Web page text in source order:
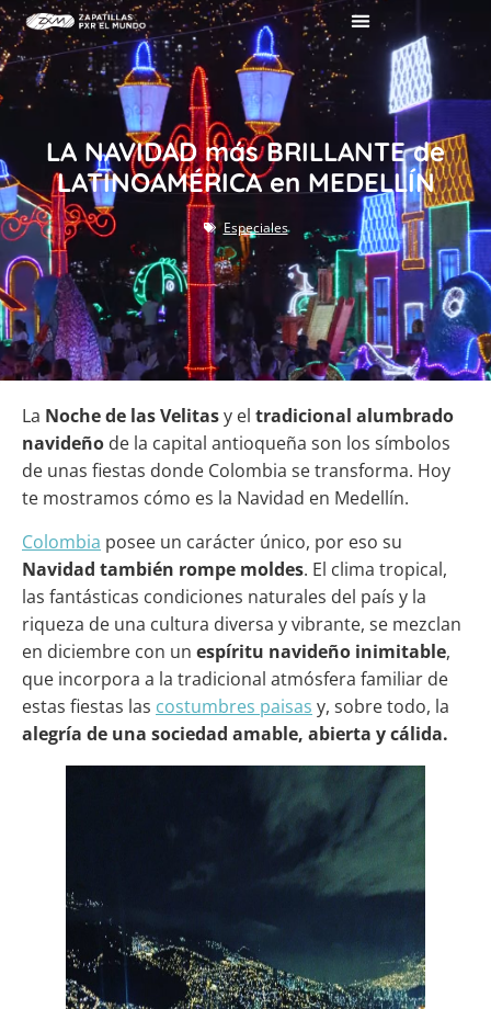
LA NAVIDAD más BRILLANTE de
LATINOAMÉRICA en MEDELLÍN
Especiales
La Noche de las Velitasy el tradicional alumbrado
navideño de la capital antioqueña son los símbolos
de unas fiestas donde Colombia se transforma. Hoy
te mostramos cómo es la Navidad en Medellín.
Colombia posee un carácter único, por eso su
Navidad también rompe moldes. El clima tropical,
las fantásticas condiciones naturales del país y la
riqueza de una cultura diversa y vibrante, se mezclan
en diciembre con un espíritu navideño inimitable,
que incorpora a la tradicional atmósfera familiar de
estas fiestas las costumbres paisas y, sobre todo, la
alegría de una sociedad amable, abierta y cálida.